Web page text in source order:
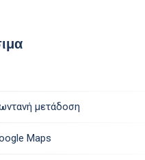
μετάδοση
Maps